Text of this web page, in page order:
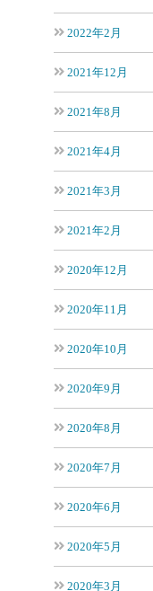
2022年2月
2021年12月
2021年8月
2021年4月
2021年3月
2021年2月
2020年12月
2020年11月
2020年10月
2020年9月
2020年8月
2020年7月
2020年6月
2020年5月
2020年3月